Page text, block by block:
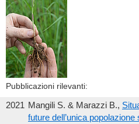
Pubblicazioni rilevanti:
2021 Mangili S. & Marazzi B.,
future dell’unica